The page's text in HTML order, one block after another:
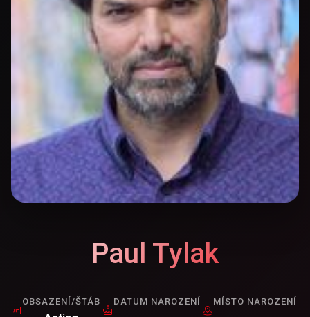
Paul Tylak
OBSAZENÍ/ŠTÁB DATUM NAROZENÍ MÍSTO NAROZENÍ